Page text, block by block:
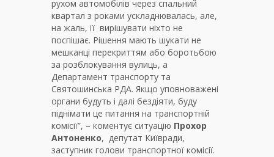
рухом автомобілів через спальний
квартал з роками ускладнювалась, але,
на жаль, її вирішувати ніхто не
поспішає. Рішення мають шукати не
мешканці перекриттям або боротьбою
за розблокування вулиць, а
Департамент транспорту та
Святошинська РДА. Якщо уповноважені
органи будуть і далі бездіяти, буду
піднімати це питання на транспортній
комісії”, – коментує ситуацію Прохор
Антоненко, депутат Київради,
заступник голови транспортної комісії.